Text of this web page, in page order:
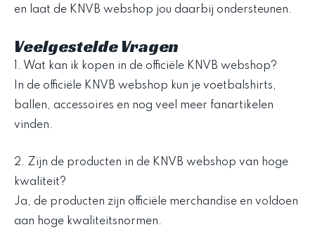
en laat de KNVB webshop jou daarbij ondersteunen.
Veelgestelde Vragen
1. Wat kan ik kopen in de officiële KNVB webshop?
In de officiële KNVB webshop kun je voetbalshirts,
ballen, accessoires en nog veel meer fanartikelen
vinden.
2. Zijn de producten in de KNVB webshop van hoge
kwaliteit?
Ja, de producten zijn officiële merchandise en voldoen
aan hoge kwaliteitsnormen.